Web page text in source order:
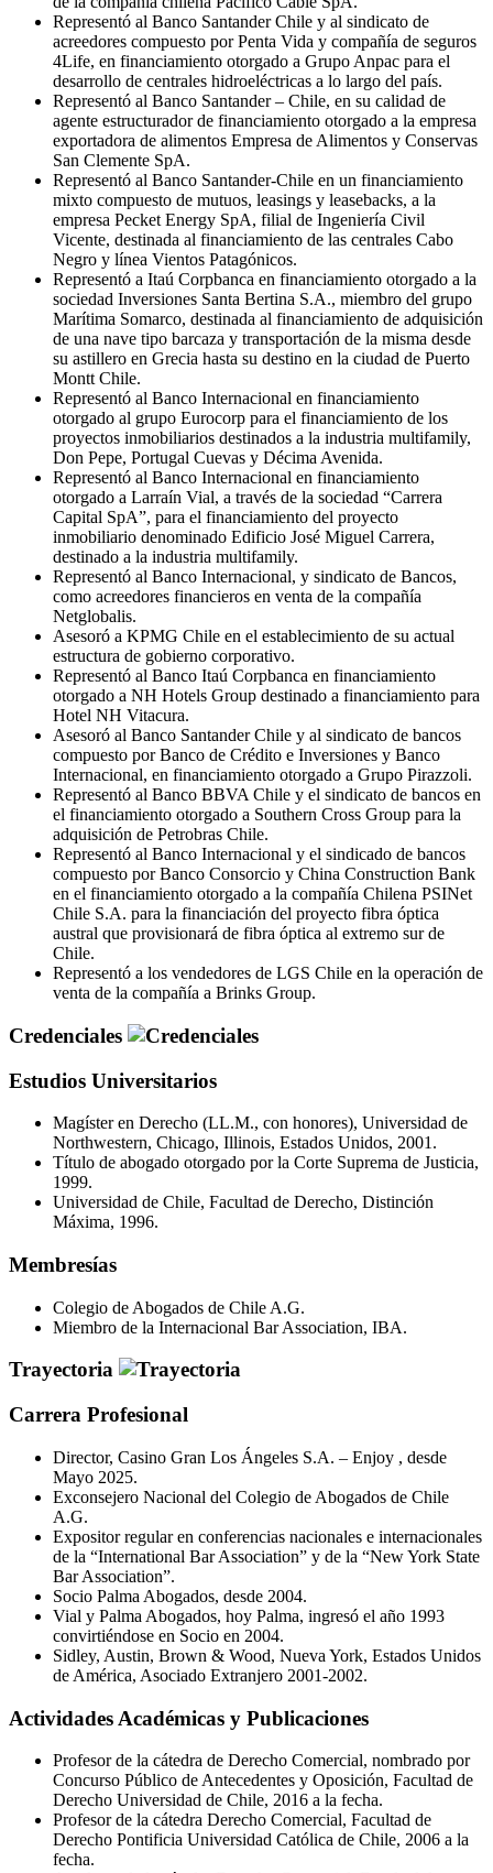
Representó al Banco Santander Chile y al sindicato de
acreedores compuesto por Penta Vida y compañía de seguros
4Life, en financiamiento otorgado a Grupo Anpac para el
desarrollo de centrales hidroeléctricas a lo largo del país.
Representó al Banco Santander – Chile, en su calidad de
agente estructurador de financiamiento otorgado a la empresa
exportadora de alimentos Empresa de Alimentos y Conservas
San Clemente SpA.
Representó al Banco Santander-Chile en un financiamiento
mixto compuesto de mutuos, leasings y leasebacks, a la
empresa Pecket Energy SpA, filial de Ingeniería Civil
Vicente, destinada al financiamiento de las centrales Cabo
Negro y línea Vientos Patagónicos.
Representó a Itaú Corpbanca en financiamiento otorgado a la
sociedad Inversiones Santa Bertina S.A., miembro del grupo
Marítima Somarco, destinada al financiamiento de adquisición
de una nave tipo barcaza y transportación de la misma desde
su astillero en Grecia hasta su destino en la ciudad de Puerto
Montt Chile.
Representó al Banco Internacional en financiamiento
otorgado al grupo Eurocorp para el financiamiento de los
proyectos inmobiliarios destinados a la industria multifamily,
Don Pepe, Portugal Cuevas y Décima Avenida.
Representó al Banco Internacional en financiamiento
otorgado a Larraín Vial, a través de la sociedad “Carrera
Capital SpA”, para el financiamiento del proyecto
inmobiliario denominado Edificio José Miguel Carrera,
destinado a la industria multifamily.
Representó al Banco Internacional, y sindicato de Bancos,
como acreedores financieros en venta de la compañía
Netglobalis.
Asesoró a KPMG Chile en el establecimiento de su actual
estructura de gobierno corporativo.
Representó al Banco Itaú Corpbanca en financiamiento
otorgado a NH Hotels Group destinado a financiamiento para
Hotel NH Vitacura.
Asesoró al Banco Santander Chile y al sindicato de bancos
compuesto por Banco de Crédito e Inversiones y Banco
Internacional, en financiamiento otorgado a Grupo Pirazzoli.
Representó al Banco BBVA Chile y el sindicato de bancos en
el financiamiento otorgado a Southern Cross Group para la
adquisición de Petrobras Chile.
Representó al Banco Internacional y el sindicado de bancos
compuesto por Banco Consorcio y China Construction Bank
en el financiamiento otorgado a la compañía Chilena PSINet
Chile S.A. para la financiación del proyecto fibra óptica
austral que provisionará de fibra óptica al extremo sur de
Chile.
Representó a los vendedores de LGS Chile en la operación de
venta de la compañía a Brinks Group.
Credenciales
Estudios Universitarios
Magíster en Derecho (LL.M., con honores), Universidad de
Northwestern, Chicago, Illinois, Estados Unidos, 2001.
Título de abogado otorgado por la Corte Suprema de Justicia,
1999.
Universidad de Chile, Facultad de Derecho, Distinción
Máxima, 1996.
Membresías
Colegio de Abogados de Chile A.G.
Miembro de la Internacional Bar Association, IBA.
Trayectoria
Carrera Profesional
Director, Casino Gran Los Ángeles S.A. – Enjoy , desde
Mayo 2025.
Exconsejero Nacional del Colegio de Abogados de Chile
A.G.
Expositor regular en conferencias nacionales e internacionales
de la “International Bar Association” y de la “New York State
Bar Association”.
Socio Palma Abogados, desde 2004.
Vial y Palma Abogados, hoy Palma, ingresó el año 1993
convirtiéndose en Socio en 2004.
Sidley, Austin, Brown & Wood, Nueva York, Estados Unidos
de América, Asociado Extranjero 2001-2002.
Actividades Académicas y Publicaciones
Profesor de la cátedra de Derecho Comercial, nombrado por
Concurso Público de Antecedentes y Oposición, Facultad de
Derecho Universidad de Chile, 2016 a la fecha.
Profesor de la cátedra Derecho Comercial, Facultad de
Derecho Pontificia Universidad Católica de Chile, 2006 a la
fecha.